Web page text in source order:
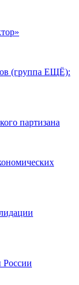
(группа ЕЩЁ):
партизана
России